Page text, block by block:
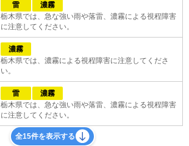
雷
濃霧
栃木県では、急な強い雨や落雷、濃霧による視程障害
に注意してください。
濃霧
栃木県では、濃霧による視程障害に注意してくださ
い。
雷
濃霧
栃木県では、急な強い雨や落雷、濃霧による視程障害
に注意してください。
全15件を表示する